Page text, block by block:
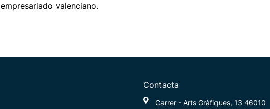
empresariado valenciano.
Contacta
Carrer - Arts Gràfiques, 13 46010